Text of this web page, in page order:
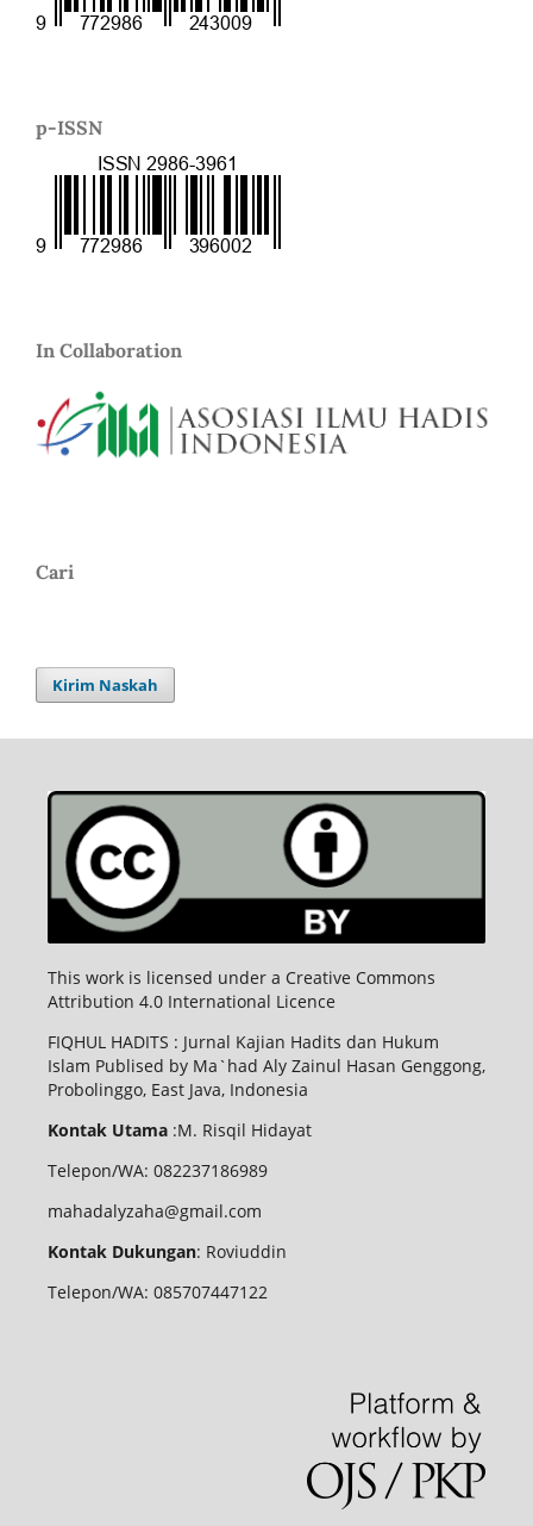
p-ISSN
In Collaboration
Cari
Kirim Naskah
This work is licensed under a Creative Commons
Attribution 4.0 International Licence
FIQHUL HADITS : Jurnal Kajian Hadits dan Hukum
Islam Publised by Ma`had Aly Zainul Hasan Genggong,
Probolinggo, East Java, Indonesia
Kontak Utama:M. Risqil Hidayat
Telepon/WA: 082237186989
mahadalyzaha@gmail.com
Kontak Dukungan: Roviuddin
Telepon/WA: 085707447122